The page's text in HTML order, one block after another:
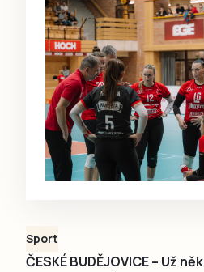
Sport
ČESKÉ BUDĚJOVICE – Už